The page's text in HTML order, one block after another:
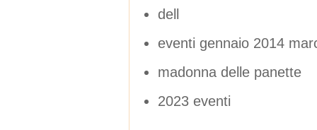
dell
eventi gennaio 2014
madonna delle panette
2023 eventi